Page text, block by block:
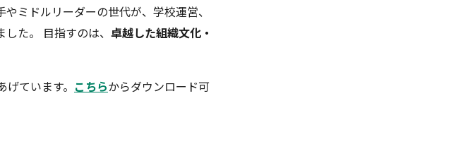
ミドルリーダーの世代が、学校運営、
た。 目指すのは、 卓越した組織文化・
げています。 こちらからダウンロード可